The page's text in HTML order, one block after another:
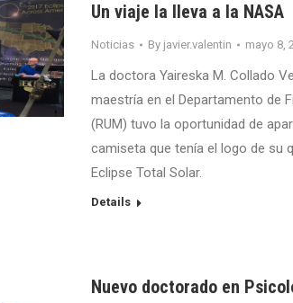
Un viaje la lleva a la NASA
Noticias By javier.valentin mayo 8,
La doctora Yaireska M. Collado
maestría en el Departamento de
(RUM) tuvo la oportunidad de
camiseta que tenía el logo de su
Eclipse Total Solar.
Details
Nuevo doctorado en